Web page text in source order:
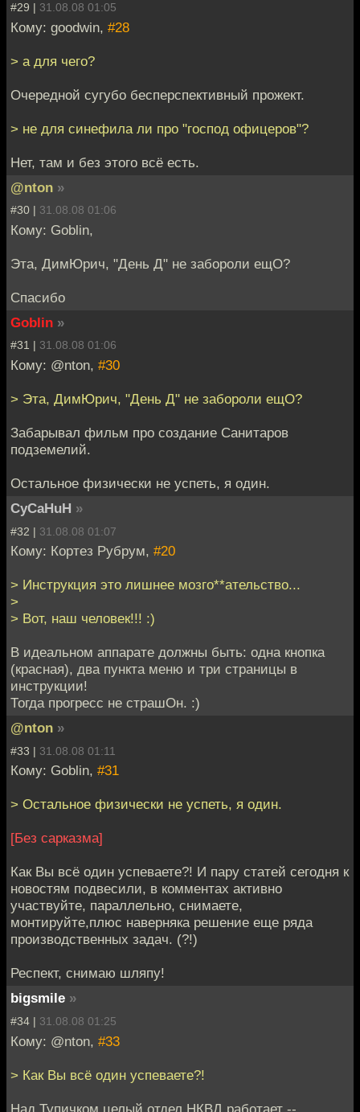
#29 | 31.08.08 01:05
Кому: goodwin, #28
> а для чего?
Очередной сугубо бесперспективный прожект.
> не для синефила ли про "господ офицеров"?
Нет, там и без этого всё есть.
@nton »
#30 | 31.08.08 01:06
Кому: Goblin,
Эта, ДимЮрич, "День Д" не забороли ещО?
Спасибо
Goblin »
#31 | 31.08.08 01:06
Кому: @nton, #30
> Эта, ДимЮрич, "День Д" не забороли ещО?
Забарывал фильм про создание Санитаров
подземелий.
Остальное физически не успеть, я один.
CyCaHuH »
#32 | 31.08.08 01:07
Кому: Кортез Рубрум, #20
> Инструкция это лишнее мозго**ательство...
>
> Вот, наш человек!!! :)
В идеальном аппарате должны быть: одна кнопка
(красная), два пункта меню и три страницы в
инструкции!
Тогда прогресс не страшОн. :)
@nton »
#33 | 31.08.08 01:11
Кому: Goblin, #31
> Остальное физически не успеть, я один.
[Без сарказма]
Как Вы всё один успеваете?! И пару статей сегодня к
новостям подвесили, в комментах активно
участвуйте, параллельно, снимаете,
монтируйте,плюс наверняка решение еще ряда
производственных задач. (?!)
Респект, снимаю шляпу!
bigsmile »
#34 | 31.08.08 01:25
Кому: @nton, #33
> Как Вы всё один успеваете?!
Над Тупичком целый отдел НКВД работает --